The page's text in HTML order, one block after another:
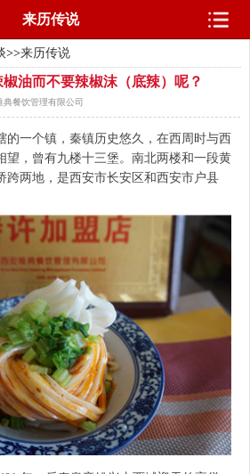
来历传说
>>来历传说
油而不要辣椒沫（底辣）呢？
典餐饮管理有限公司
的一个镇，秦镇历史悠久，在西周时与西
望，曾有九楼十三堡。南北两楼和一段黄
跨两地，是西安市长安区和西安市户县